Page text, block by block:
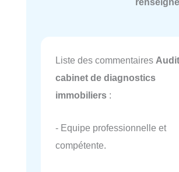
Liste des commentaires
cabinet de diagnostics
immobiliers :
- Equipe professionnelle et
compétente.